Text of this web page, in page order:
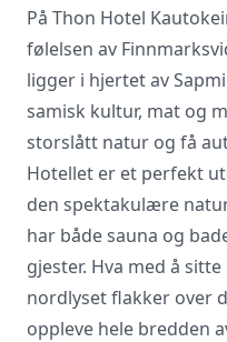
På Thon Hotel
følelsen av
ligger i hjertet av
samisk kultur, mat og
storslått natur og få
Hotellet er et perfekt
den spektakulære
har både sauna og
gjester. Hva med å
nordlyset flakker over
oppleve hele bredden